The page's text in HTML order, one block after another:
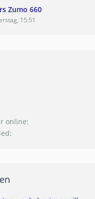
Zumo 660
15:51
online